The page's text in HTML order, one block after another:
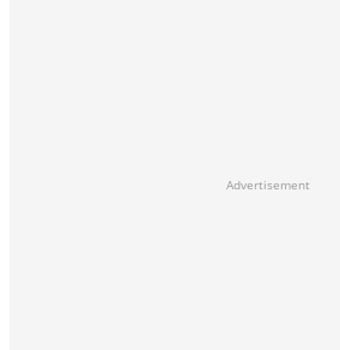
Advertisement